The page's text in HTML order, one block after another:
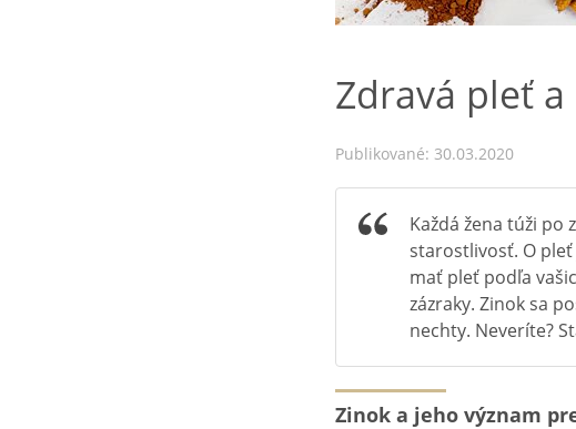
Zdravá pleť
Publikované: 30.03.2020
Každá žena túži po
starostlivosť. O
mať pleť podľa
zázraky. Zinok sa
nechty. Neveríte?
Zinok a jeho význam